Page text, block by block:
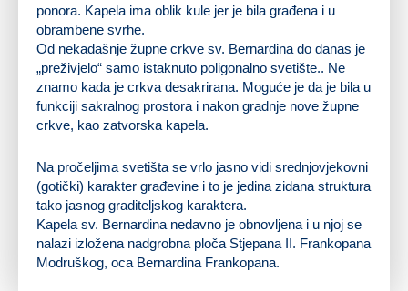
ponora. Kapela ima oblik kule jer je bila građena i u
obrambene svrhe.
Od nekadašnje župne crkve sv. Bernardina do danas je
„preživjelo“ samo istaknuto poligonalno svetište.. Ne
znamo kada je crkva desakrirana. Moguće je da je bila u
funkciji sakralnog prostora i nakon gradnje nove župne
crkve, kao zatvorska kapela.
Na pročeljima svetišta se vrlo jasno vidi srednjovjekovni
(gotički) karakter građevine i to je jedina zidana struktura
tako jasnog graditeljskog karaktera.
Kapela sv. Bernardina nedavno je obnovljena i u njoj se
nalazi izložena nadgrobna ploča Stjepana II. Frankopana
Modruškog, oca Bernardina Frankopana.